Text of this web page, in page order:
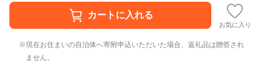
お気に入り
現在お住まいの自治体へ寄附申込いただいた場合、返礼品は贈答され
ません。